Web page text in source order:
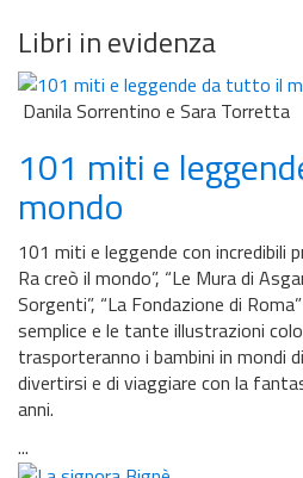
Libri in evidenza
Danila Sorrentino e Sara Torretta
101 miti e
mondo
101 miti e leggende con incredibili
Ra creò il mondo”, “Le Mura di
Sorgenti”, “La Fondazione di
semplice e le tante illustrazioni
trasporteranno i bambini in mondi
divertirsi e di viaggiare con la
anni.
...